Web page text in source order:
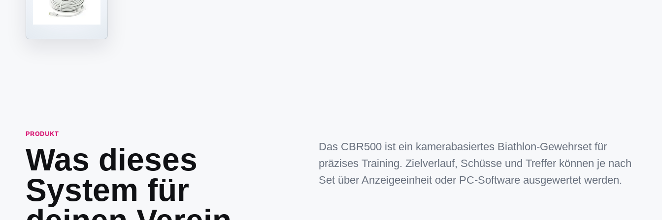
PRODUKT
Was dieses
System für
Das CBR500 ist ein kamerabasiertes Biathlon-Gewehrset für
präzises Training. Zielverlauf, Schüsse und Treffer können je nach
Set über Anzeigeeinheit oder PC-Software ausgewertet werden.